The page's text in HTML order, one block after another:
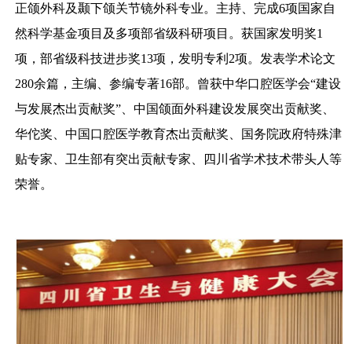
正颌外科及颞下颌关节镜外科专业。主持、完成6项国家自
然科学基金项目及多项部省级科研项目。获国家发明奖1
项，部省级科技进步奖13项，发明专利 2项。发表学术论文
280余篇，主编、参编专著16部。曾获中华口腔医学会“建设
与发展杰出贡献奖”、中国颌面外科建设发展突出贡献奖、
华佗奖、中国口腔医学教育杰出贡献奖、国务院政府特殊津
贴专家、卫生部有突出贡献专家、四川省学术技术带头人等
荣誉。